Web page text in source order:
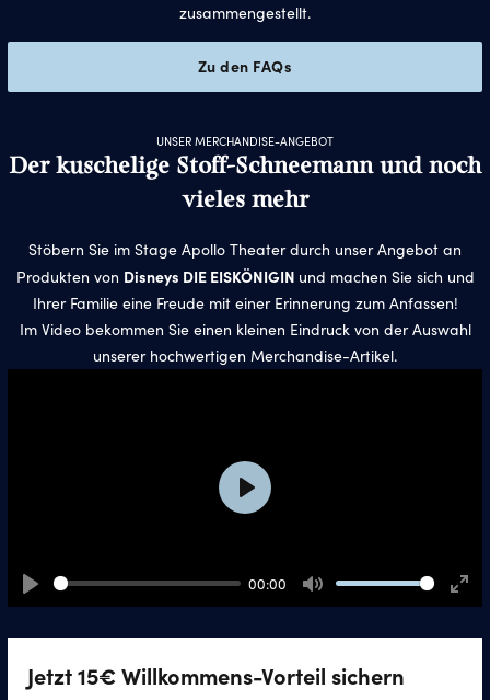
zusammengestellt.
Zu den FAQs
UNSER MERCHANDISE-ANGEBOT
Der kuschelige Stoff-Schneemann und noch
vieles mehr
Stöbern Sie im Stage Apollo Theater durch unser Angebot an
Produkten von Disneys DIE EISKÖNIGIN und machen Sie sich und
Ihrer Familie eine Freude mit einer Erinnerung zum Anfassen!
Im Video bekommen Sie einen kleinen Eindruck von der Auswahl
unserer hochwertigen Merchandise-Artikel.
Play
00:00
Mute
Play
Jetzt 15€ Willkommens-Vorteil sichern